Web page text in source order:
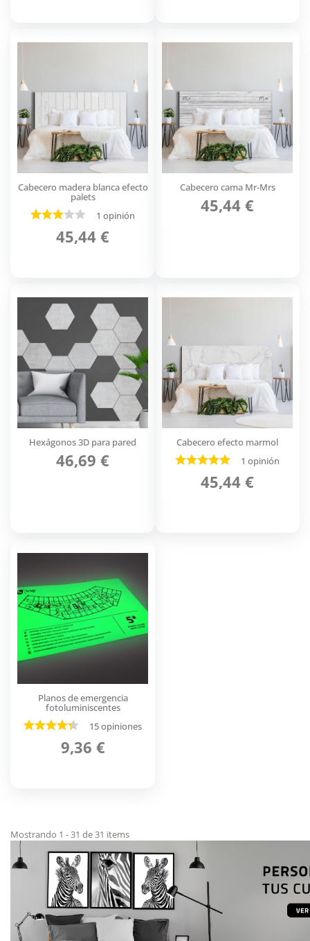
Cabecero madera blanca efecto
palets
1 opinión
45,44 €
Cabecero cama Mr-Mrs
45,44 €
Hexágonos 3D para pared
46,69 €
Cabecero efecto marmol
1 opinión
45,44 €
Planos de emergencia
fotoluminiscentes
15 opiniones
9,36 €
Mostrando 1 - 31 de 31 items